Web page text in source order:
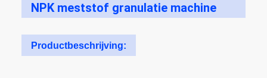
NPK meststof granulatie machine
Productbeschrijving: